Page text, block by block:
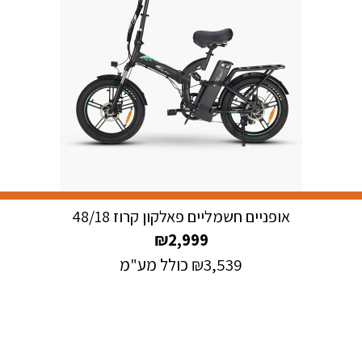
אופניים חשמליים פאלקון קרוז 48/18
₪2,999
₪3,539 כולל מע"מ